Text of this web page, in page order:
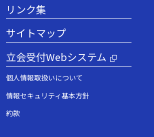
リンク集
サイトマップ
立会受付Webシステム
個人情報取扱いについて
情報セキュリティ基本方針
約款